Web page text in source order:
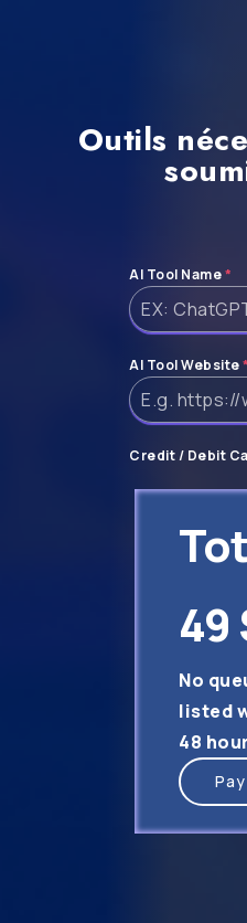
Outils
AI Tool Name*
AI Tool Website*
Credit / Debit
49
No
listed
48